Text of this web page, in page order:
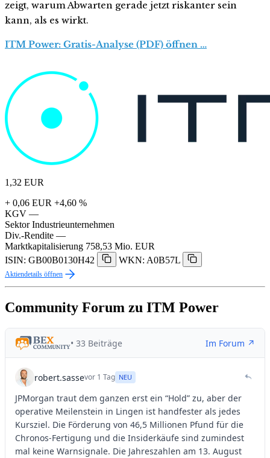
zeigt, warum Abwarten gerade jetzt riskanter sein
kann, als es wirkt.
ITM Power: Gratis-Analyse (PDF) öffnen …
1,32 EUR
+ 0,06 EUR +4,60 %
KGV —
Sektor Industrieunternehmen
Div.-Rendite —
Marktkapitalisierung 758,53 Mio. EUR
ISIN: GB00B0130H42
WKN: A0B57L
Aktiendetails öffnen
Community Forum zu ITM Power